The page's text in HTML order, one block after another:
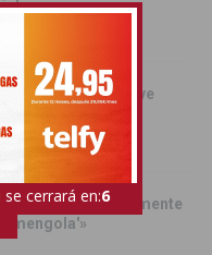
en escenario del live
Disney
2026: «realmente
cerrará en:4